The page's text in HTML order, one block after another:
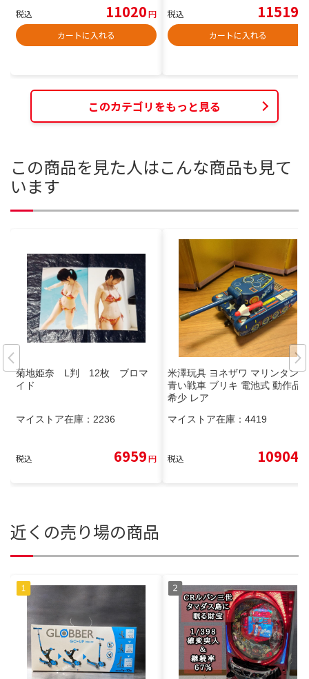
税込 11020円
カートに入れる
税込 11519
カートに入れる
このカテゴリをもっと見る
この商品を見た人はこんな商品も見て
います
菊地姫奈 L判 12枚 ブロマ
イド
マイストア在庫： 2236
税込 6959円
米澤玩具 ヨネザワ マリンタンク
青い戦車 ブリキ 電池式 動作品
希少 レア
マイストア在庫： 4419
税込 10904
近くの売り場の商品